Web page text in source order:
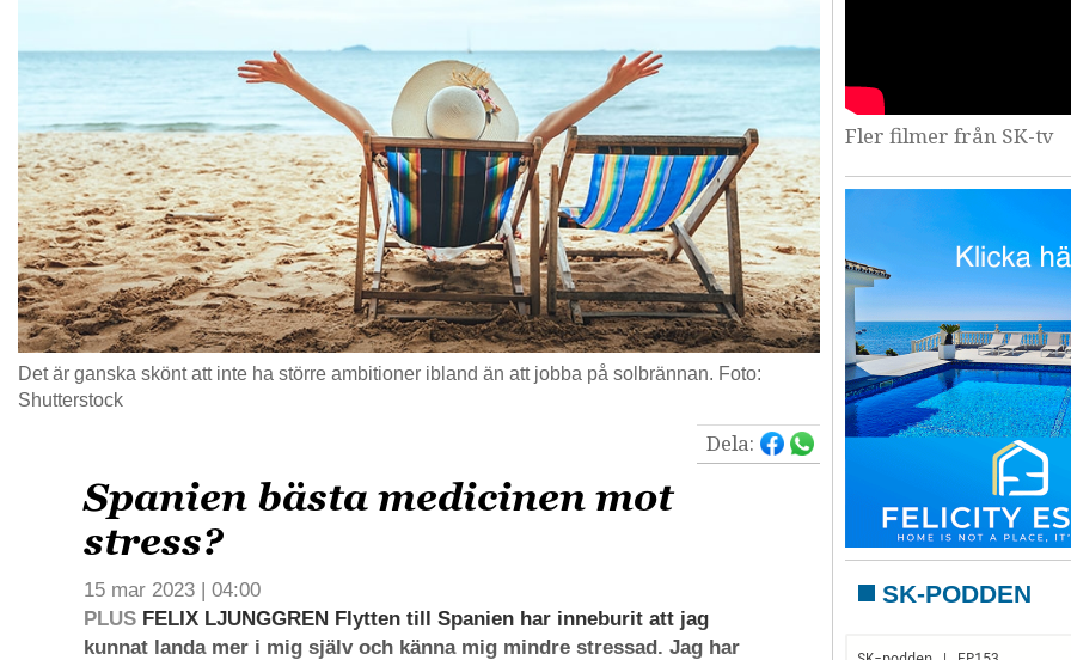
Det är ganska skönt att inte ha större ambitioner ibland än att jobba på solbrännan. Foto:
Shutterstock
Dela:
Spanien bästa medicinen mot
stress?
15 mar 2023 | 04:00
PLUS FELIX LJUNGGREN Flytten till Spanien har inneburit att jag
kunnat landa mer i mig själv och känna mig mindre stressad. Jag har
Fler filmer från SK-tv
SK-PODDEN